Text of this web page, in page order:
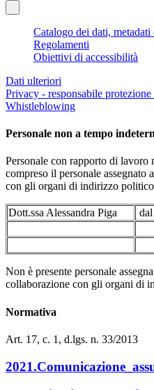
Catalogo dei dati, metadati
Regolamenti
Obiettivi di accessibilità
Dati ulteriori
Privacy - responsabile protezione
Whistleblowing
Personale non a tempo
Personale con rapporto di lavoro
compreso il personale
con gli organi di indirizzo
Dott.ssa Alessandra Piga
Non è presente personale
collaborazione con gli organi di
Normativa
Art. 17, c. 1, d.lgs. n. 33/2013